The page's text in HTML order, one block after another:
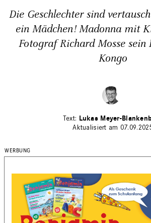
Die Geschlechter sind
ein Mädchen! Madonna mit
Fotograf Richard Mosse sein
Kongo
Lukas Meyer-
Aktualisiert am